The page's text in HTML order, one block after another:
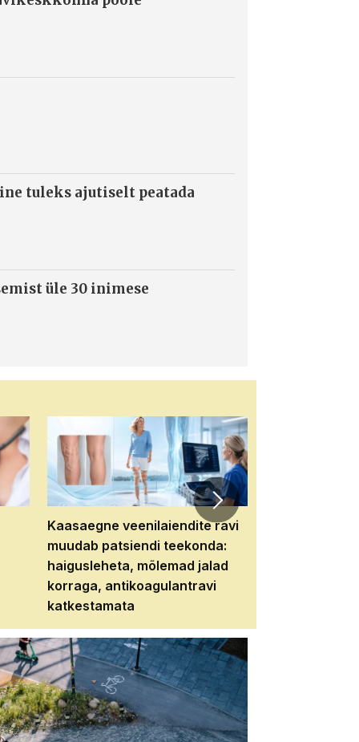
tuleks ajutiselt peatada
üle 30 inimese
Kaasaegne veenilaiendite ravi
muudab patsiendi teekonda:
haigusleheta, mõlemad jalad
korraga, antikoagulantravi
katkestamata